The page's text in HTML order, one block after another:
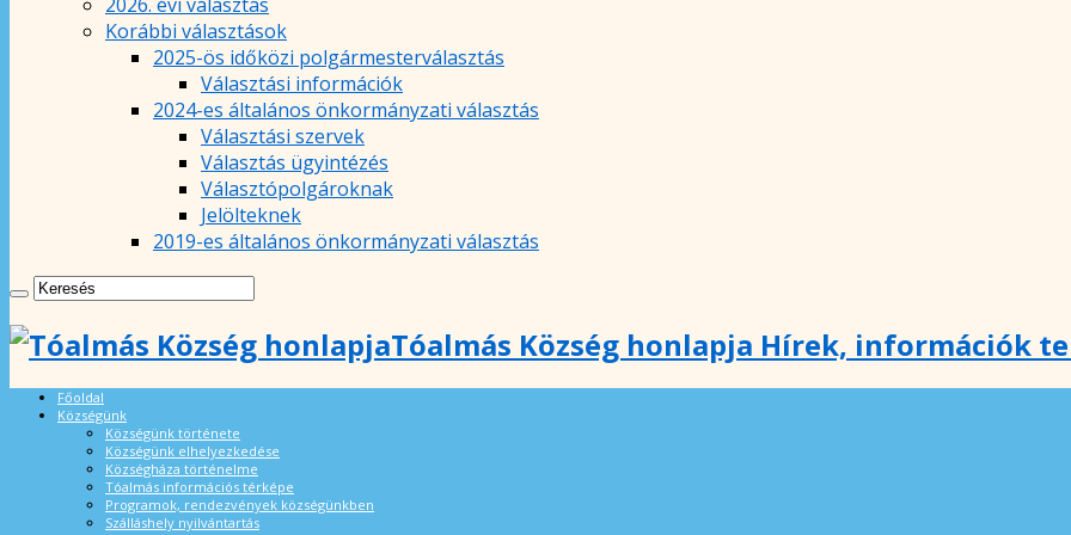
Korábbi választások
2025-ös időközi polgármesterválasztás
Választási információk
2024-es általános önkormányzati választás
Választási szervek
Választás ügyintézés
Választópolgároknak
Jelölteknek
2019-es általános önkormányzati választás
Tóalmás Község honlapja Hírek, információk
Főoldal
Községünk
Községünk története
Községünk elhelyezkedése
Községháza történelme
Tóalmás információs térképe
Programok, rendezvények községünkben
Szálláshely nyilvántartás